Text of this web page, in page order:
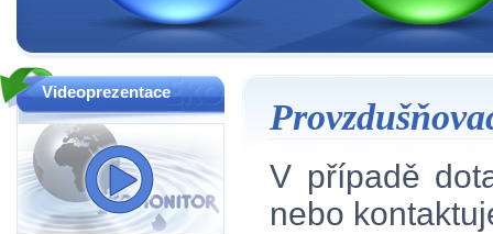
V případě
nebo
Videoprezentace